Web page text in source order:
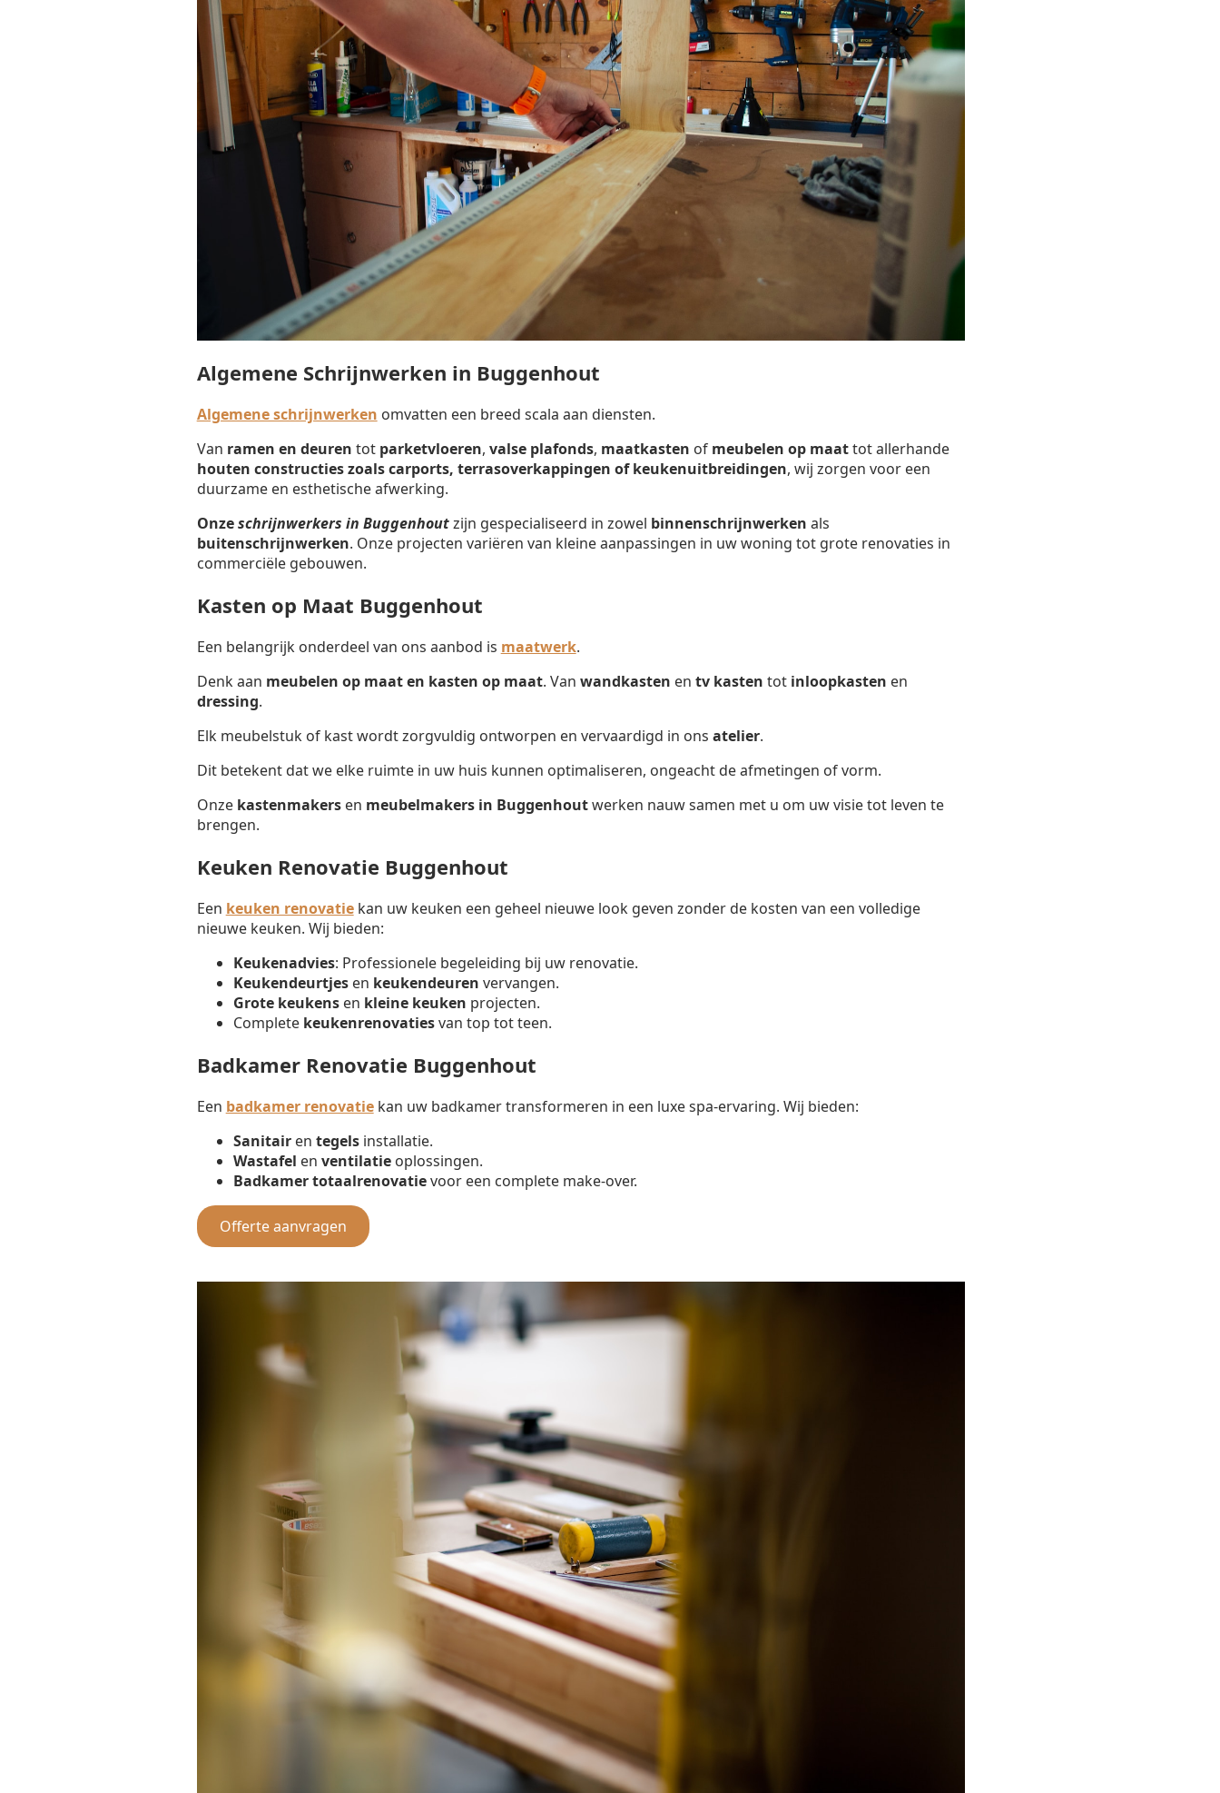
Algemene Schrijnwerken in Buggenhout
Algemene schrijnwerken omvatten een breed scala aan diensten.
Van ramen en deuren tot parketvloeren, valse plafonds, maatkasten of meubelen op maattot allerhande
houten constructies zoals carports, terrasoverkappingen of keukenuitbreidingen, wij zorgen voor een
duurzame en esthetische afwerking.
Onzeschrijnwerkers in Buggenhoutzijn gespecialiseerd in zowel binnenschrijnwerken als
buitenschrijnwerken. Onze projecten variëren van kleine aanpassingen in uw woning tot grote renovaties in
commerciële gebouwen.
Kasten op Maat Buggenhout
Een belangrijk onderdeel van ons aanbod is maatwerk.
Denk aan meubelen op maat en kasten op maat. Van wandkasten en tv kasten tot inloopkasten en
dressing.
Elk meubelstuk of kast wordt zorgvuldig ontworpen en vervaardigd in ons atelier.
Dit betekent dat we elke ruimte in uw huis kunnen optimaliseren, ongeacht de afmetingen of vorm.
Onze kastenmakersen meubelmakers in Buggenhoutwerken nauw samen met u om uw visie tot leven te
brengen.
Keuken Renovatie Buggenhout
Een keuken renovatiekan uw keuken een geheel nieuwe look geven zonder de kosten van een volledige
nieuwe keuken. Wij bieden:
Keukenadvies: Professionele begeleiding bij uw renovatie.
Keukendeurtjesen keukendeuren vervangen.
Grote keukensen kleine keuken projecten.
Complete keukenrenovatiesvan top tot teen.
Badkamer Renovatie Buggenhout
Een badkamer renovatiekan uw badkamer transformeren in een luxe spa-ervaring. Wij bieden:
Sanitairen tegelsinstallatie.
Wastafel en ventilatieoplossingen.
Badkamer totaalrenovatievoor een complete make-over.
Offerte aanvragen